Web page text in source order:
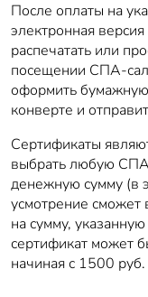
После оплаты на
электронная
распечатать или
посещении СПА-
оформить
конверте и
Сертификаты
выбрать любую
денежную сумму (в
усмотрение
на сумму,
сертификат может
начиная с 1500 руб.